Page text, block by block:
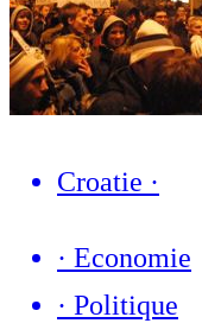
Croatie ·
· Economie
· Politique